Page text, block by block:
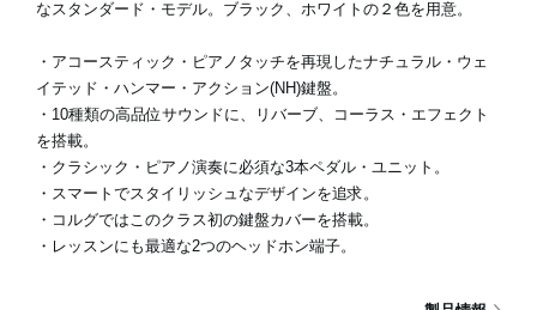
なスタンダード・モデル。ブラック、ホワイトの２色を用意。
・アコースティック・ピアノタッチを再現したナチュラル・ウェ
イテッド・ハンマー・アクション(NH)鍵盤。
・10種類の高品位サウンドに、リバーブ、コーラス・エフェクト
を搭載。
・クラシック・ピアノ演奏に必須な3本ペダル・ユニット。
・スマートでスタイリッシュなデザインを追求。
・コルグではこのクラス初の鍵盤カバーを搭載。
・レッスンにも最適な2つのヘッドホン端子。